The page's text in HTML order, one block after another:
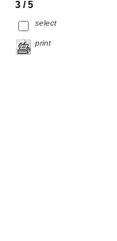
3 / 5
select
print